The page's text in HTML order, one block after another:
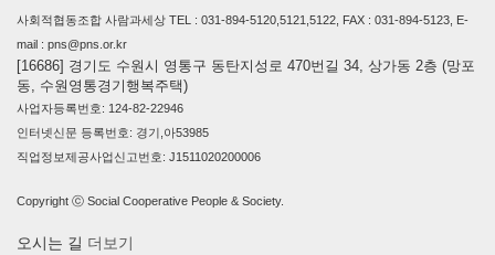
사회적협동조합 사람과세상 TEL : 031-894-5120,5121,5122, FAX : 031-894-5123, E-
mail : pns@pns.or.kr
[16686] 경기도 수원시 영통구 동탄지성로 470번길 34, 상가동 2층 (망포
동, 수원영통경기행복주택)
사업자등록번호: 124-82-22946
인터넷신문 등록번호: 경기,아53985
직업정보제공사업신고번호: J1511020200006
Copyright ⓒ Social Cooperative People & Society.
오시는 길 더보기